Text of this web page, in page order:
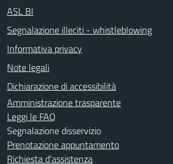
ASL BI
Segnalazione illeciti - whistleblowing
Informativa privacy
Note legali
Dichiarazione di accessibilità
Amministrazione trasparente
Leggi le FAQ
Segnalazione disservizio
Prenotazione appuntamento
Richiesta d'assistenza